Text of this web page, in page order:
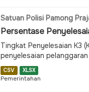
Satuan Polisi Pamong
Persentase
Tingkat Penyelesaian K3
penyelesaian
CSV XLSX
Pemerintahan